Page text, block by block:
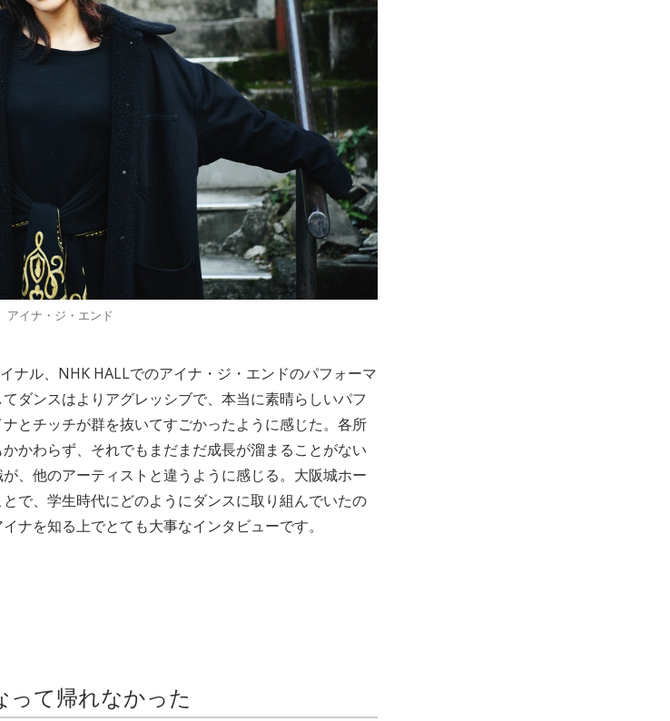
アイナ・ジ・エンド
ナル、NHK HALLでのアイナ・ジ・エンドのパフォーマ
ダンスはよりアグレッシブで、本当に素晴らしいパフ
とチッチが群を抜いてすごかったように感じた。各所
かわらず、それでもまだまだ成長が溜まることがない
、他のアーティストと違うように感じる。大阪城ホー
で、学生時代にどのようにダンスに取り組んでいたの
ナを知る上でとても大事なインタビューです。
って帰れなかった